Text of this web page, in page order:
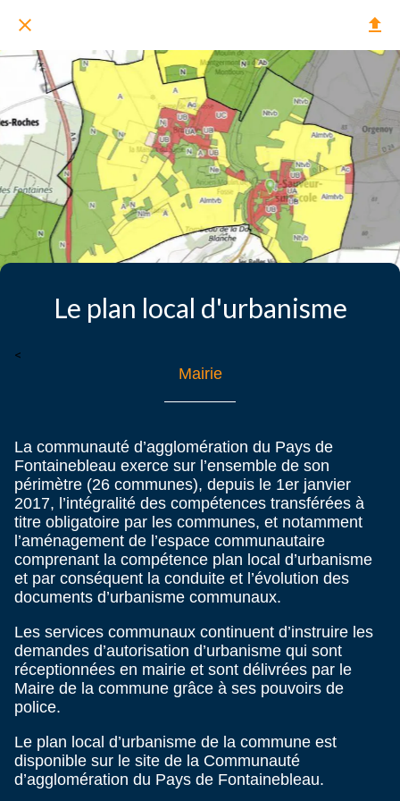
Le plan local d'urbanisme
<
Mairie
La communauté d’agglomération du Pays de
Fontainebleau exerce sur l’ensemble de son
périmètre (26 communes), depuis le 1er janvier
2017, l’intégralité des compétences transférées à
titre obligatoire par les communes, et notamment
l’aménagement de l’espace communautaire
comprenant la compétence plan local d’urbanisme
et par conséquent la conduite et l’évolution des
documents d’urbanisme communaux.
Les services communaux continuent d’instruire les
demandes d’autorisation d’urbanisme qui sont
réceptionnées en mairie et sont délivrées par le
Maire de la commune grâce à ses pouvoirs de
police.
Le plan local d’urbanisme de la commune est
disponible sur le site de la Communauté
d’agglomération du Pays de Fontainebleau.